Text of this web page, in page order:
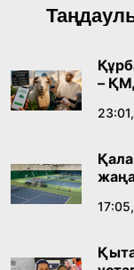
Қазақ
лингвомәдени
09:21, 21 Шілде 2026
Абайдың адам
18:59, 20 Шілде
Жасанды
–